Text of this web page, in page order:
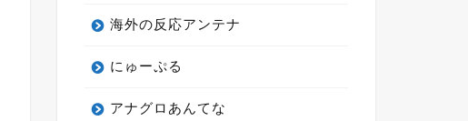
海外の反応アンテナ
にゅーぷる
アナグロあんてな